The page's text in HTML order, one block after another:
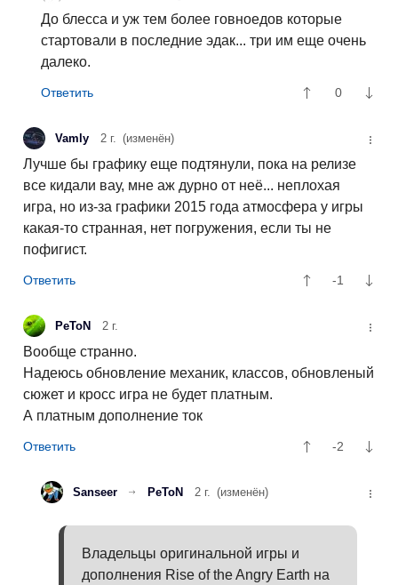
До блесса и уж тем более говноедов которые
стартовали в последние эдак... три им еще очень
далеко.
0
Vamly 2 г. (изменён)
Лучше бы графику еще подтянули, пока на релизе
все кидали вау, мне аж дурно от неё... неплохая
игра, но из-за графики 2015 года атмосфера у игры
какая-то странная, нет погружения, если ты не
пофигист.
-1
PeToN 2 г.
Вообще странно.
Надеюсь обновление механик, классов, обновленый
сюжет и кросс игра не будет платным.
А платным дополнение ток
-2
Sanseer PeToN 2 г. (изменён)
Владельцы оригинальной игры и
дополнения Rise of the Angry Earth на